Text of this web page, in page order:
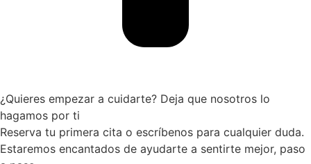
¿Quieres empezar a cuidarte? Deja que nosotros lo
hagamos por ti
Reserva tu primera cita o escríbenos para cualquier duda.
Estaremos encantados de ayudarte a sentirte mejor, paso